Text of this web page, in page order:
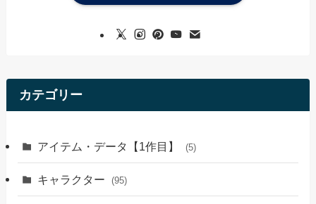
カテゴリー
アイテム・データ【1作目】 (5)
キャラクター (95)